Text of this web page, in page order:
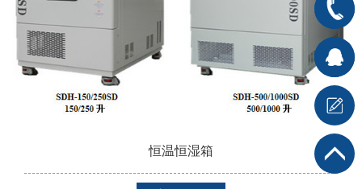
恒温恒湿箱
400-
666-
7176
在线客
服1 在
线客服2